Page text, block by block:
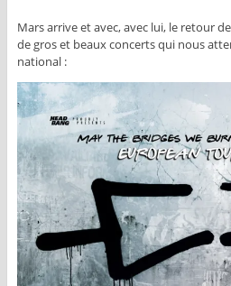
Mars arrive et avec, avec lui, le retour
de gros et beaux concerts qui nous
national :